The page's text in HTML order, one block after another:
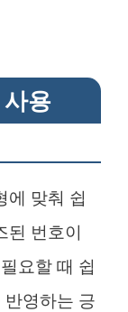
용
에 맞춰 쉽
된 번호이
요할 때 쉽
영하는 긍